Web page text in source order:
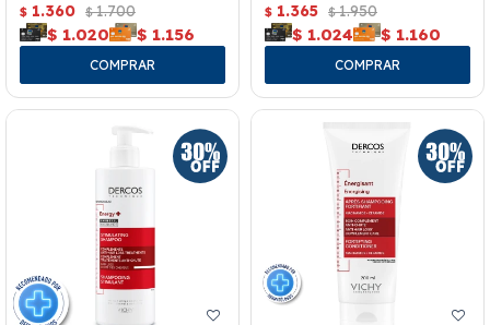
$ 1.360 $ 1.700
$ 1.020 $ 1.156
$ 1.365 $ 1.950
$ 1.024 $ 1.160